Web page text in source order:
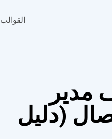
القوالب
مدير
(دليل